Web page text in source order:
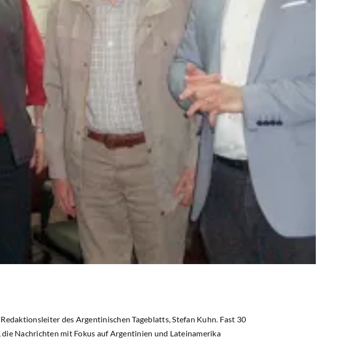
des Argentinischen Tageblatts, Stefan Kuhn. Fast 30
Nachrichten mit Fokus auf Argentinien und Lateinamerika